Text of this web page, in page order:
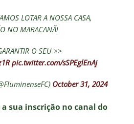
LOTAR A NOSSA CASA,
NO MARACANÃ!
O SEU >>
pic.twitter.com/sSPEglEnAj
October 31, 2024
a sua inscrição no canal do